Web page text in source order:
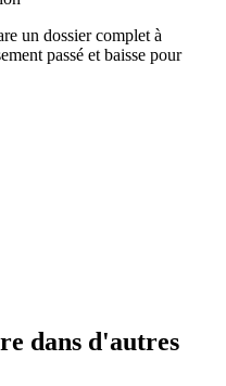
un dossier complet à
passé et baisse pour
dans d'autres